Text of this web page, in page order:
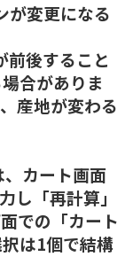
が変更になる
前後すること
合がありま
産地が変わる
カート画面
し「再計算」
での「カート
は1個で結構